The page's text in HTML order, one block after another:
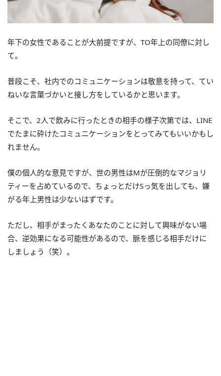
年下の女性であることが大前提ですが、TO年上の同僚に対し
て。
普段こそ、社内でのコミュニケーションは敬意を持って、てい
ねいな言葉づかいと接し方をしているかと思います。
そこで、2人で飲みに行ったときの相手の様子次第では、LINE
でたまに砕けたコミュニケーションをとってみてもいいかもし
れません。
僕の個人的な意見ですが、世の男性はMが圧倒的なマジョリ
ティーを占めているので、ちょっとだけSっ気を出しても、嫌
がる年上男性は少ないはずです。
ただし、相手がまったくあなたのことに対して興味がない場
合、逆効果になる可能性があるので、脈を感じる相手だけに
しましょう（笑）。